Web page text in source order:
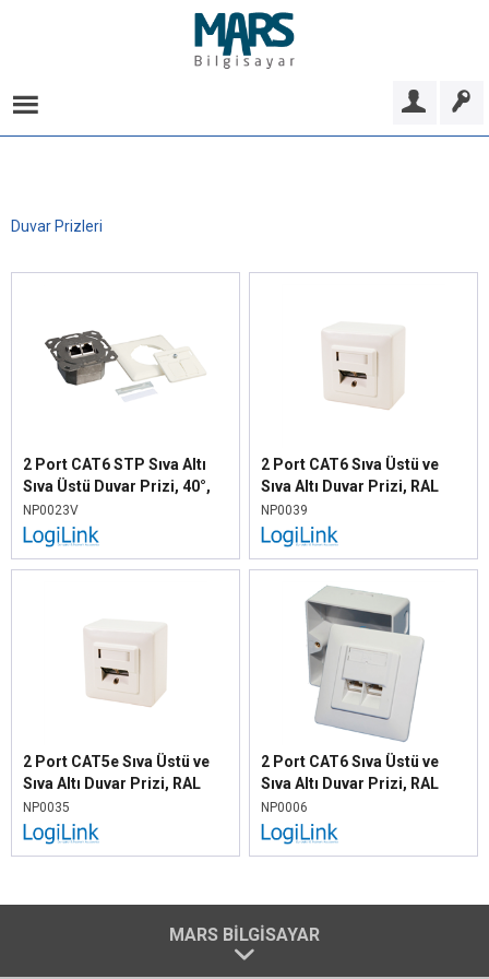
Duvar Prizleri
2 Port CAT6 STP Sıva Altı
Sıva Üstü Duvar Prizi, 40°,
RAL9010 Beyaz
NP0023V
2 Port CAT6 Sıva Üstü ve
Sıva Altı Duvar Prizi, RAL
9003
NP0039
2 Port CAT5e Sıva Üstü ve
Sıva Altı Duvar Prizi, RAL
9003
NP0035
2 Port CAT6 Sıva Üstü ve
Sıva Altı Duvar Prizi, RAL
9010
NP0006
MARS BILGISAYAR